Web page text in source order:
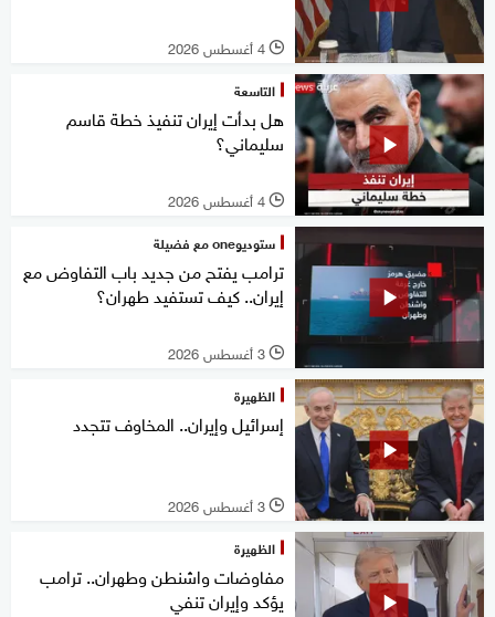
l 4 أغسطس 2026
التاسعة
هل بدأت إيران تنفيذ خطة قاسم
سليماني؟
l 4 أغسطس 2026
ستوديوone مع فضيلة
ترامب يفتح من جديد باب التفاوض مع
إيران.. كيف تستفيد طهران؟
l 3 أغسطس 2026
الظهيرة
إسرائيل وإيران.. المخاوف تتجدد
l 3 أغسطس 2026
الظهيرة
مفاوضات واشنطن وطهران.. ترامب
يؤكد وإيران تنفي